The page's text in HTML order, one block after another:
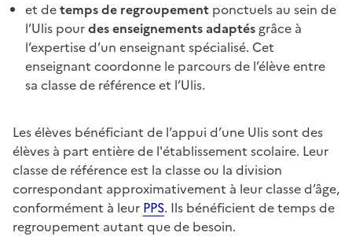
et detemps de regroupement ponctuels au sein de
l’Ulis pourdes enseignements adaptésgrâce à
l’expertise d’un enseignant spécialisé. Cet
enseignant coordonne le parcours de l’élève entre
sa classe de référence et l’Ulis.
Les élèves bénéficiant de l’appui d’une Ulis sont des
élèves à part entière de l'établissement scolaire. Leur
classe de référence est la classe ou la division
correspondant approximativement à leur classe d’âge,
conformément à leur PPS. Ils bénéficient de temps de
regroupement autant que de besoin.